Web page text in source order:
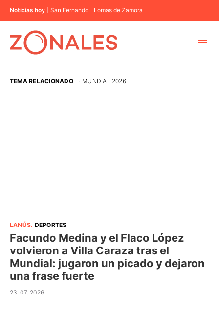
Noticias hoy San Fernando Lomas de Zamora
TEMA RELACIONADO · MUNDIAL 2026
LANÚS. DEPORTES
Facundo Medina y el Flaco López
volvieron a Villa Caraza tras el
Mundial: jugaron un picado y dejaron
una frase fuerte
23. 07. 2026